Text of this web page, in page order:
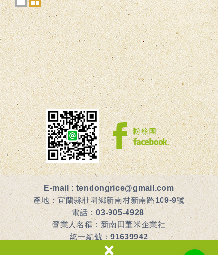
×
E-mail :tendongrice@gmail.com
產地：宜蘭縣壯圍鄉新南村新南路109-9號
電話：03-905-4928
營業人名稱：新南田董米企業社
統一編號：91639942
食品業者登錄字號：G-191639942-00000-7